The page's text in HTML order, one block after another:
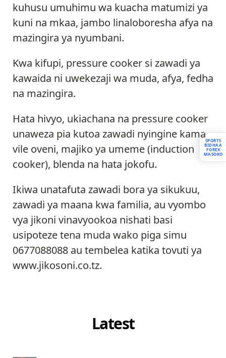
kuhusu umuhimu wa kuacha matumizi ya
kuni na mkaa, jambo linaloboresha afya na
mazingira ya nyumbani.
Kwa kifupi, pressure cooker si zawadi ya
kawaida ni uwekezaji wa muda, afya, fedha
na mazingira.
Hata hivyo, ukiachana na pressure cooker
unaweza pia kutoa zawadi nyingine kama
vile oveni, majiko ya umeme (induction
cooker), blenda na hata jokofu.
Ikiwa unatafuta zawadi bora ya sikukuu,
zawadi ya maana kwa familia, au vyombo
vya jikoni vinavyookoa nishati basi
usipoteze tena muda wako piga simu
0677088088 au tembelea katika tovuti ya
www.jikosoni.co.tz.
Latest
SPORTS
BIDHAA
FOREX
MASOKO